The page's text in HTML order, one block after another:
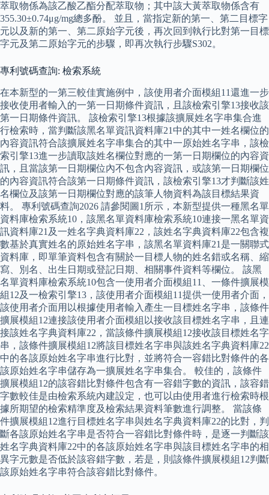
萃取物係為該乙酸乙酯分配萃取物；其中該大黃萃取物係含有
355.30±0.74μg/mg總多酚。 並且，當指定新的第一、第二目標字
元以及新的第一、第二原始字元後，再次回到執行比對第一目標
字元及第二原始字元的步驟，即再次執行步驟S302。
專利號碼查詢: 檢索系統
在本新型的一第三較佳實施例中，該使用者介面模組11還進一步
接收使用者輸入的一第一日期條件資訊，且該檢索引擎13接收該
第一日期條件資訊。 該檢索引擎13根據該擴展姓名字串集合進
行檢索時，當判斷該黑名單資訊資料庫21中的其中一姓名欄位的
內容資訊符合該擴展姓名字串集合的其中一原始姓名字串，該檢
索引擎13進一步讀取該姓名欄位對應的一第一日期欄位的內容資
訊，且當該第一日期欄位內不包含內容資訊，或該第一日期欄位
的內容資訊符合該第一日期條件資訊，該檢索引擎13才判斷該姓
名欄位及該第一日期欄位對應的該筆人物資料為該目標結果資
料。 專利號碼查詢2026 請參閱圖1所示，本新型提供一種黑名單
資料庫檢索系統10，該黑名單資料庫檢索系統10連接一黑名單資
訊資料庫21及一姓名字典資料庫22，該姓名字典資料庫22包含複
數基於真實姓名的原始姓名字串，該黑名單資料庫21是一關聯式
資料庫，即單筆資料包含有關於一目標人物的姓名錯或名稱、縮
寫、別名、出生日期或登記日期、相關事件資料等欄位。 該黑
名單資料庫檢索系統10包含一使用者介面模組11、一條件擴展模
組12及一檢索引擎13，該使用者介面模組11提供一使用者介面，
該使用者介面用以根據使用者輸入產生一目標姓名字串，該條件
擴展模組12連接該使用者介面模組以接收該目標姓名字串，且連
接該姓名字典資料庫22，當該條件擴展模組12接收該目標姓名字
串，該條件擴展模組12將該目標姓名字串與該姓名字典資料庫22
中的各該原始姓名字串進行比對，並將符合一容錯比對條件的各
該原始姓名字串儲存為一擴展姓名字串集合。 較佳的，該條件
擴展模組12的該容錯比對條件包含有一容錯字數的資訊，該容錯
字數較佳是由檢索系統內建設定，也可以由使用者進行檢索時根
據所期望的檢索精準度及檢索結果資料筆數進行調整。 當該條
件擴展模組12進行目標姓名字串與姓名字典資料庫22的比對，判
斷各該原始姓名字串是否符合一容錯比對條件時，是逐一判斷該
姓名字典資料庫22中的各該原始姓名字串與該目標姓名字串的相
異字元數是否低於該容錯字數，若是，則該條件擴展模組12判斷
該原始姓名字串符合該容錯比對條件。